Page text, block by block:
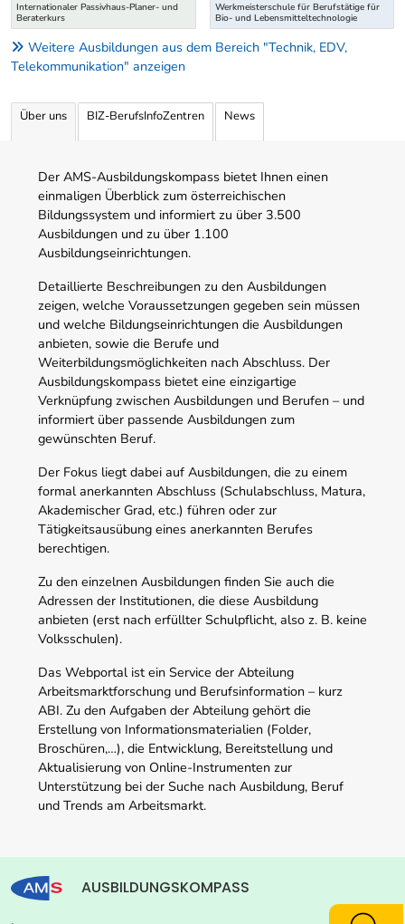
Internationaler Passivhaus-Planer- und
Beraterkurs
Werkmeisterschule für Berufstätige für
Bio- und Lebensmitteltechnologie
Weitere Ausbildungen aus dem Bereich "Technik, EDV,
Telekommunikation" anzeigen
Über uns BIZ-BerufsInfoZentren News
Der AMS-Ausbildungskompass bietet Ihnen einen
einmaligen Überblick zum österreichischen
Bildungssystem und informiert zu über 3.500
Ausbildungen und zu über 1.100
Ausbildungseinrichtungen.
Detaillierte Beschreibungen zu den Ausbildungen
zeigen, welche Voraussetzungen gegeben sein müssen
und welche Bildungseinrichtungen die Ausbildungen
anbieten, sowie die Berufe und
Weiterbildungsmöglichkeiten nach Abschluss. Der
Ausbildungskompass bietet eine einzigartige
Verknüpfung zwischen Ausbildungen und Berufen – und
informiert über passende Ausbildungen zum
gewünschten Beruf.
Der Fokus liegt dabei auf Ausbildungen, die zu einem
formal anerkannten Abschluss (Schulabschluss, Matura,
Akademischer Grad, etc.) führen oder zur
Tätigkeitsausübung eines anerkannten Berufes
berechtigen.
Zu den einzelnen Ausbildungen finden Sie auch die
Adressen der Institutionen, die diese Ausbildung
anbieten (erst nach erfüllter Schulpflicht, also z. B. keine
Volksschulen).
Das Webportal ist ein Service der Abteilung
Arbeitsmarktforschung und Berufsinformation – kurz
ABI. Zu den Aufgaben der Abteilung gehört die
Erstellung von Informationsmaterialien (Folder,
Broschüren,…), die Entwicklung, Bereitstellung und
Aktualisierung von Online-Instrumenten zur
Unterstützung bei der Suche nach Ausbildung, Beruf
und Trends am Arbeitsmarkt.
AUSBILDUNGSKOMPASS